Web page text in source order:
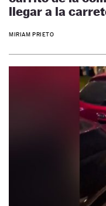
llegar a la
MIRIAM PRIETO